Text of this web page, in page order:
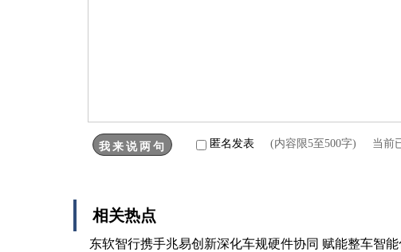
匿名发表 (内容限5至500字) 当前
相关热点
东软智行携手兆易创新深化车规硬件协同 赋能整车智能